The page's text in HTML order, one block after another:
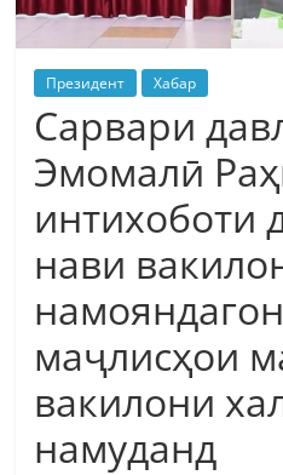
Президент Хабар
Сарвари
Эмомалӣ
интихоботи
нави
маҷлисҳои
вакилони
намуданд